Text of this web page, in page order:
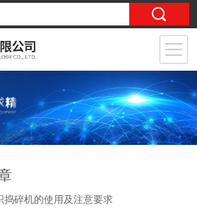
捣碎机的使用及注意要求